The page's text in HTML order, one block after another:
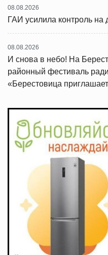
08.08.2026
ГАИ усилила контроль
08.08.2026
И снова в небо! На
районный фестиваль
«Берестовица